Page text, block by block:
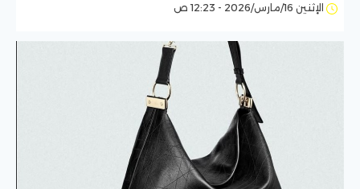
الإثنين 16/مارس/2026 - 12:23 ص